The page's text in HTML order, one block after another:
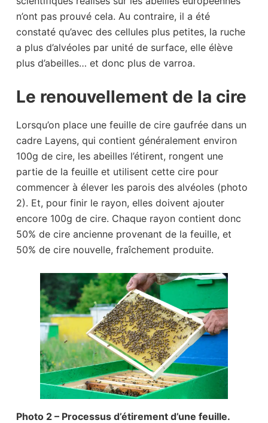
n’ont pas prouvé cela. Au contraire, il a été
constaté qu’avec des cellules plus petites, la ruche
a plus d’alvéoles par unité de surface, elle élève
plus d’abeilles… et donc plus de varroa.
Le renouvellement de la cire
Lorsqu’on place une feuille de cire gaufrée dans un
cadre Layens, qui contient généralement environ
100g de cire, les abeilles l’étirent, rongent une
partie de la feuille et utilisent cette cire pour
commencer à élever les parois des alvéoles (photo
2). Et, pour finir le rayon, elles doivent ajouter
encore 100g de cire. Chaque rayon contient donc
50% de cire ancienne provenant de la feuille, et
50% de cire nouvelle, fraîchement produite.
Photo 2 – Processus d’étirement d’une feuille.